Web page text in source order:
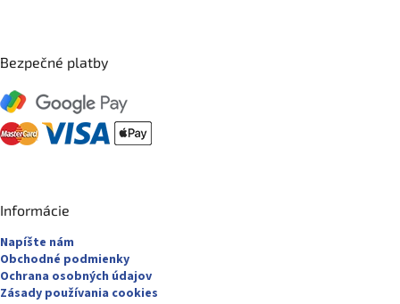
Bezpečné platby
Informácie
Napíšte nám
Obchodné podmienky
Ochrana osobných údajov
Zásady používania cookies